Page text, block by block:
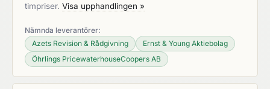
timpriser. Visa upphandlingen »
Nämnda leverantörer:
Azets Revision & Rådgivning
Ernst & Young Aktiebolag
Öhrlings PricewaterhouseCoopers AB